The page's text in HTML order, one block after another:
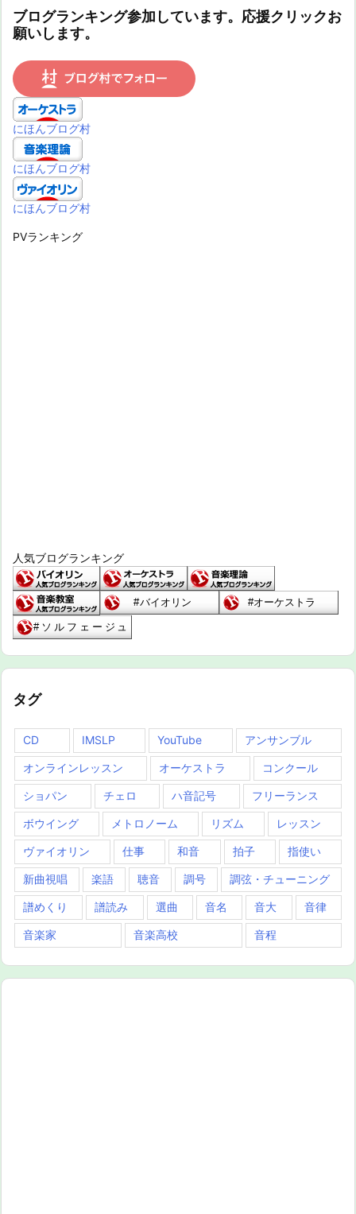
ブログランキング参加しています。応援クリックお
願いします。
にほんブログ村
にほんブログ村
にほんブログ村
PVランキング
人気ブログランキング
タグ
CD IMSLP YouTube アンサンブル
オンラインレッスン オーケストラ コンクール
ショパン チェロ ハ音記号 フリーランス
ボウイング メトロノーム リズム レッスン
ヴァイオリン 仕事 和音 拍子 指使い
新曲視唱 楽語 聴音 調号 調弦・チューニング
譜めくり 譜読み 選曲 音名 音大 音律
音楽家 音楽高校 音程